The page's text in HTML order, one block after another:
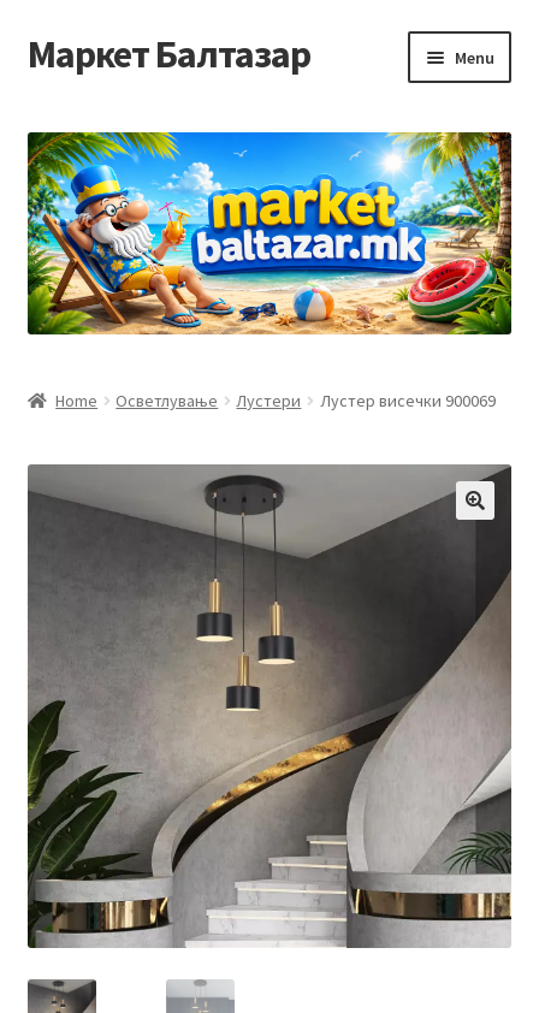
Skip
to
Skip
to
Маркет Балтазар Menu
Checkout
Homepage
Privacy Policy
Корисничка подршка
Рекламации и замена на производ
Сите производи
Услови за користење
Home Осветлување Лустери Лустер висечки 900069